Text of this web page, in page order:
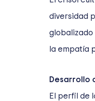
diversidad
globalizado
la empatía
Desarrollo
El perfil de